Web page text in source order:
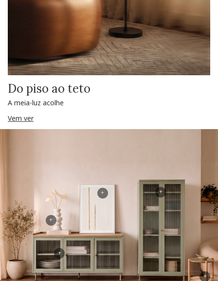
Do piso ao teto
A meia-luz acolhe
Vem ver
+
+
+
+
+